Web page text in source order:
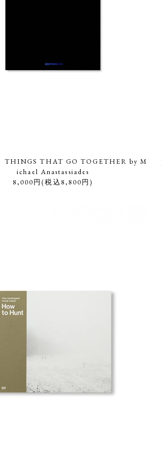
THAT GO TOGETHER by M
ichael Anastassiades
8,000円(税込8,800円)